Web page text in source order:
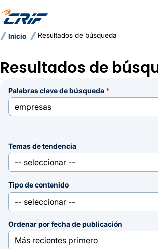
Inicio Resultados de búsqueda
Resultados de
palabras clave de búsqueda
Temas de tendencia
Tipo de contenido
Ordenar por fecha de publicación